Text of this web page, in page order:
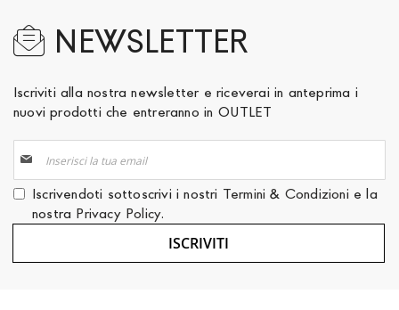
NEWSLETTER
Iscriviti alla nostra newsletter e riceverai in anteprima i
nuovi prodotti che entreranno in OUTLET
alla
nostra
Newsletter:
Iscrivendoti sottoscrivi i nostri Termini & Condizioni e la
nostra Privacy Policy.
ISCRIVITI